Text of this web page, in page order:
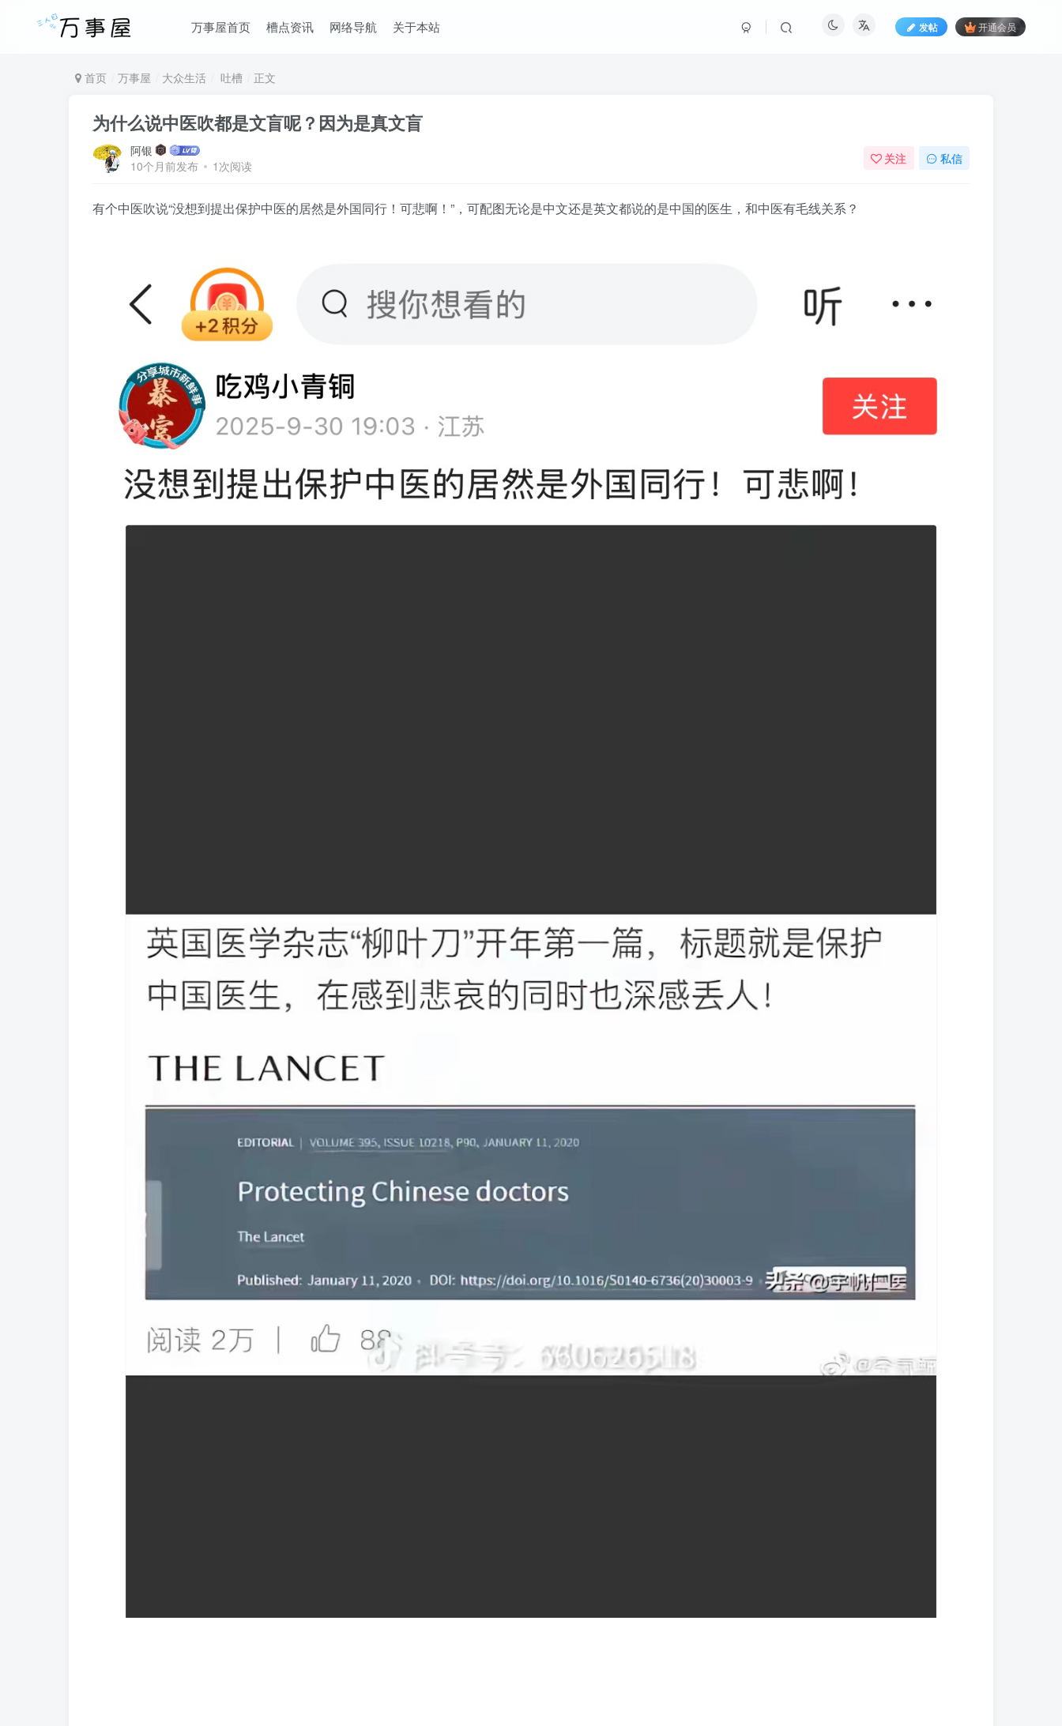
万事屋首页 槽点资讯 网络导航 关于本站 发帖 开通会员
首页 万事屋 大众生活 吐槽 正文
为什么说中医吹都是文盲呢？因为是真文盲
阿银
10个月前发布
1次阅读 关注 私信
有个中医吹说“没想到提出保护中医的居然是外国同行！可悲啊！”，可配图无论是中文还是英文都说的是中国的医生，和中医有毛线关系？